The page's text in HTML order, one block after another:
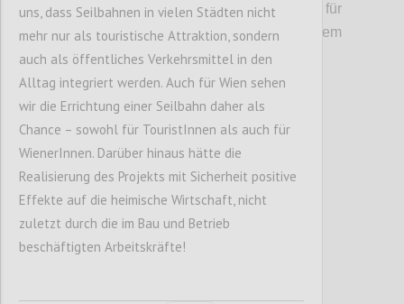
werden sollen ein Souvenirshop, ein Markt für
regionale Anbieter, etwa aus dem
Wienerwald, und ein Restaurant.
uns, dass Seilbahnen in vielen Städten nicht
mehr nur als touristische Attraktion, sondern
auch als öffentliches Verkehrsmittel in den
Alltag integriert werden. Auch für Wien sehen
wir die Errichtung einer Seilbahn daher als
Chance – sowohl für TouristInnen als auch für
WienerInnen. Darüber hinaus hätte die
Realisierung des Projekts mit Sicherheit positive
Effekte auf die heimische Wirtschaft, nicht
zuletzt durch die im Bau und Betrieb
beschäftigten Arbeitskräfte!